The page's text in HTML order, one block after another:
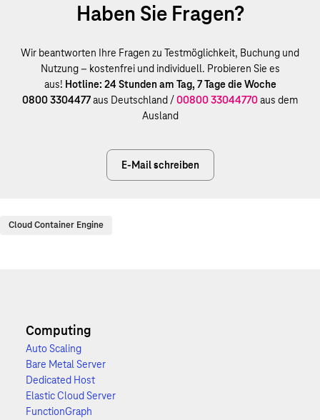
Haben Sie Fragen?
Wir beantworten Ihre Fragen zu Testmöglichkeit, Buchung und
Nutzung – kostenfrei und individuell. Probieren Sie es
aus! Hotline: 24 Stunden am Tag, 7 Tage die Woche
0800 3304477aus Deutschland /00800 33044770aus dem
Ausland
E-Mail schreiben
Cloud Container Engine
Computing
Auto Scaling
Bare Metal Server
Dedicated Host
Elastic Cloud Server
FunctionGraph